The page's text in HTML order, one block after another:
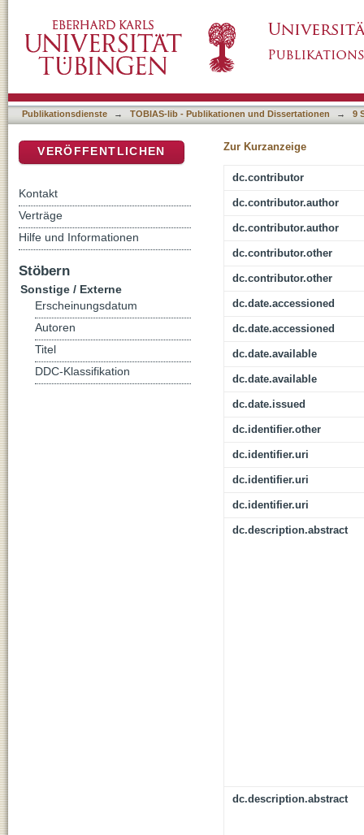
Publikationsdienste → TOBIAS-lib - Publikationen und Dissertationen → 9
Zur Kurzanzeige
dc.contributor
dc.contributor.author
dc.contributor.author
dc.contributor.other
dc.contributor.other
dc.date.accessioned
dc.date.accessioned
dc.date.available
dc.date.available
dc.date.issued
dc.identifier.other
dc.identifier.uri
dc.identifier.uri
dc.identifier.uri
dc.description.abstract
dc.description.abstract
VERÖFFENTLICHEN
Kontakt
Verträge
Hilfe und Informationen
Stöbern
Sonstige / Externe
Erscheinungsdatum
Autoren
Titel
DDC-Klassifikation